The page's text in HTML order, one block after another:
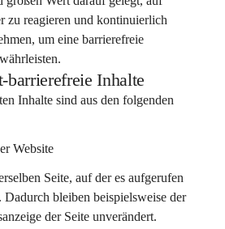
zu reagieren und kontinuierlich
um eine barrierefreie
Inhalte
Inhalte sind aus den folgenden
Website
Seite, auf der es aufgerufen
bleiben beispielsweise der
der Seite unverändert.